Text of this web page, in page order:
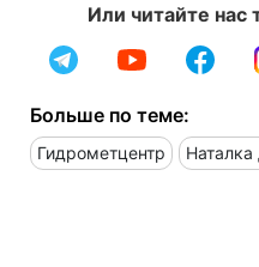
Или читайте нас
Больше по теме:
Гидрометцентр